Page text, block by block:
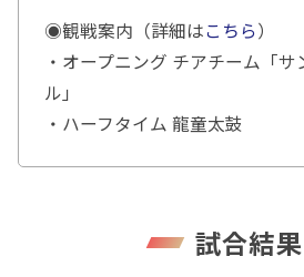
◉観戦案内（詳細はこちら）
・オープニング チアチーム「サ
ル」
・ハーフタイム 龍童太鼓
試合結果